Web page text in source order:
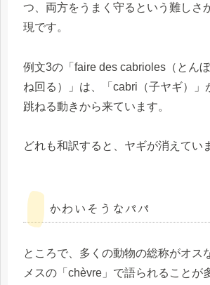
つ、両方をうまく守るという難しさ
現です。
例文3の「faire des cabrioles（とん
ね回る）」は、「cabri（子ヤギ）」
跳ねる動きから来ています。
どれも和訳すると、ヤギが消えてい
かわいそうなパパ
ところで、多くの動物の総称がオス
メスの「chèvre」で語られることが